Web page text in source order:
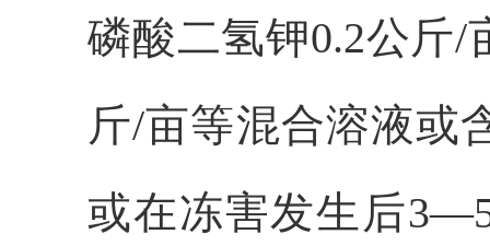
磷酸二氢钾0.2公斤/
斤/亩等混合溶液或
或在冻害发生后